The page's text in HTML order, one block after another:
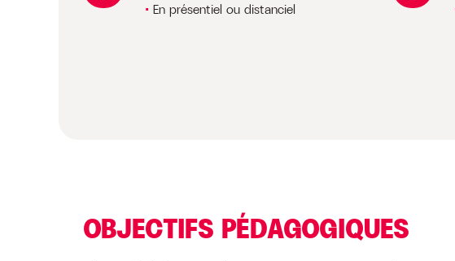
En présentiel ou distanciel
OBJECTIFS PÉDAGOGIQUES